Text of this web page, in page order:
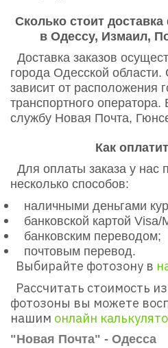
Сколько стоит
в Одессу, Измаил,
Доставка заказов
города Одесской области.
зависит от расположения
транспортного
службу Новая Почта,
Как
Для оплаты заказа у нас
несколько способов:
наличными деньгами
банковской картой Visa/
банковским переводом;
почтовым перевод.
Выбирайте фотозону в
Рассчитать стоимость
фотозоны вы можете
нашим онлайн
"Новая Почта" - Одесса